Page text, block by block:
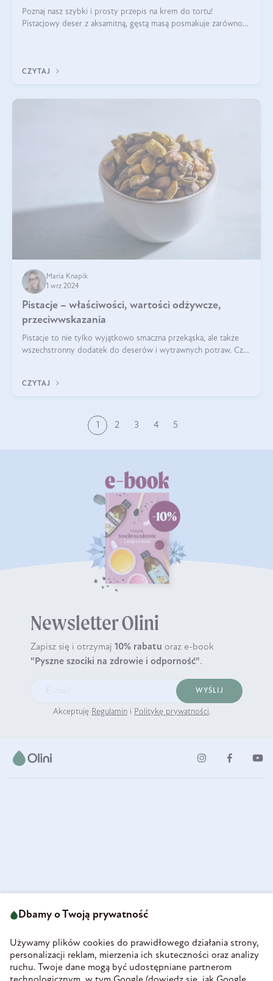
Poznaj nasz szybki i prosty przepis na krem do tortu!
Pistacjowy deser z aksamitną, gęstą masą posmakuje zarówno
CZYTAJ
Maria Knapik
1 wrz 2024
Pistacje – właściwości, wartości odżywcze,
przeciwwskazania
Pistacje to nie tylko wyjątkowo smaczna przekąska, ale także
wszechstronny dodatek do deserów i wytrawnych potraw. Czy
CZYTAJ
1 2 3 4 5
Newsletter Olini
Zapisz się i otrzymaj 10% rabatu oraz e-book
"Pyszne szociki na zdrowie i odporność".
WYŚLIJ
Akceptuję Regulamin i Politykę prywatności.
58-160 Świebodzice
REGON 890213034
INFORMACJE
Dbamy o Twoją prywatność
Używamy plików cookies do prawidłowego działania strony,
personalizacji reklam, mierzenia ich skuteczności oraz analizy
ruchu. Twoje dane mogą być udostępniane partnerom